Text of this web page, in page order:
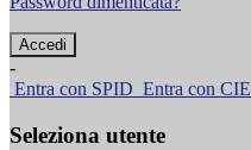
-
Entra con SPID Entra con CIE
Seleziona utente